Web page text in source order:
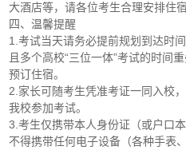
大酒店等，请各位考生合理安排住
四、温馨提醒
1.考试当天请务必提前规划到达时
且多个高校“三位一体”考试的时间
预订住宿。
2.家长可随考生凭准考证一同入校
我校参加考试。
3.考生仅携带本人身份证（或户口
不得携带任何电子设备（各种手表